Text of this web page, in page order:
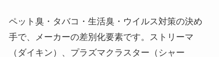
ペット臭・タバコ・生活臭・ウイルス対策の決め
手で、メーカーの差別化要素です。ストリーマ
（ダイキン）、プラズマクラスター（シャー